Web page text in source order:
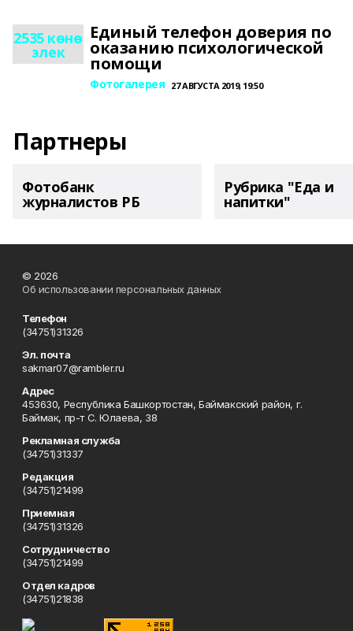
2535 көнө
элек
Единый телефон доверия по
оказанию психологической
помощи
Фотогалерея 27 АВГУСТА 2019, 19:50
Партнеры
Фотобанк
журналистов РБ
Рубрика "Еда и
напитки"
© 2026
Об использовании персональных данных
Телефон
(34751)31326
Эл. почта
sakmar07@rambler.ru
Адрес
453630, Республика Башкортостан, Баймакский район, г.
Баймак, пр-т С. Юлаева, 38
Рекламная служба
(34751)31337
Редакция
(34751)21499
Приемная
(34751)31326
Сотрудничество
(34751)21499
Отдел кадров
(34751)21838